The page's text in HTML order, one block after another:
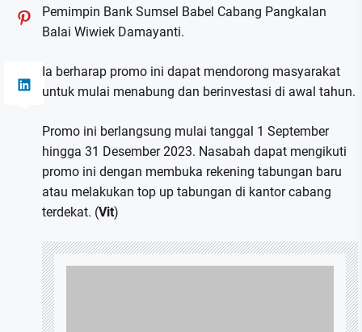
Pemimpin Bank Sumsel Babel Cabang Pangkalan
Balai Wiwiek Damayanti.
Ia berharap promo ini dapat mendorong masyarakat
untuk mulai menabung dan berinvestasi di awal tahun.
Promo ini berlangsung mulai tanggal 1 September
hingga 31 Desember 2023. Nasabah dapat mengikuti
promo ini dengan membuka rekening tabungan baru
atau melakukan top up tabungan di kantor cabang
terdekat. (Vit)